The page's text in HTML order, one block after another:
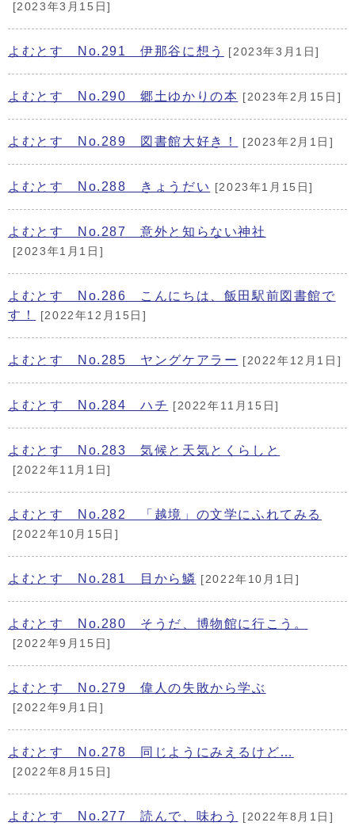
[2023年3月15日]
よむとす No.291 伊那谷に想う [2023年3月1日]
よむとす No.290 郷土ゆかりの本 [2023年2月15日]
よむとす No.289 図書館大好き！ [2023年2月1日]
よむとす No.288 きょうだい [2023年1月15日]
よむとす No.287 意外と知らない神社
[2023年1月1日]
よむとす No.286 こんにちは、飯田駅前図書館で
す！
[2022年12月15日]
よむとす No.285 ヤングケアラー [2022年12月1日]
よむとす No.284 ハチ [2022年11月15日]
よむとす No.283 気候と天気とくらしと
[2022年11月1日]
よむとす No.282 「越境」の文学にふれてみる
[2022年10月15日]
よむとす No.281 目から鱗 [2022年10月1日]
よむとす No.280 そうだ、博物館に行こう。
[2022年9月15日]
よむとす No.279 偉人の失敗から学ぶ
[2022年9月1日]
よむとす No.278 同じようにみえるけど…
[2022年8月15日]
よむとす No.277 読んで、味わう [2022年8月1日]